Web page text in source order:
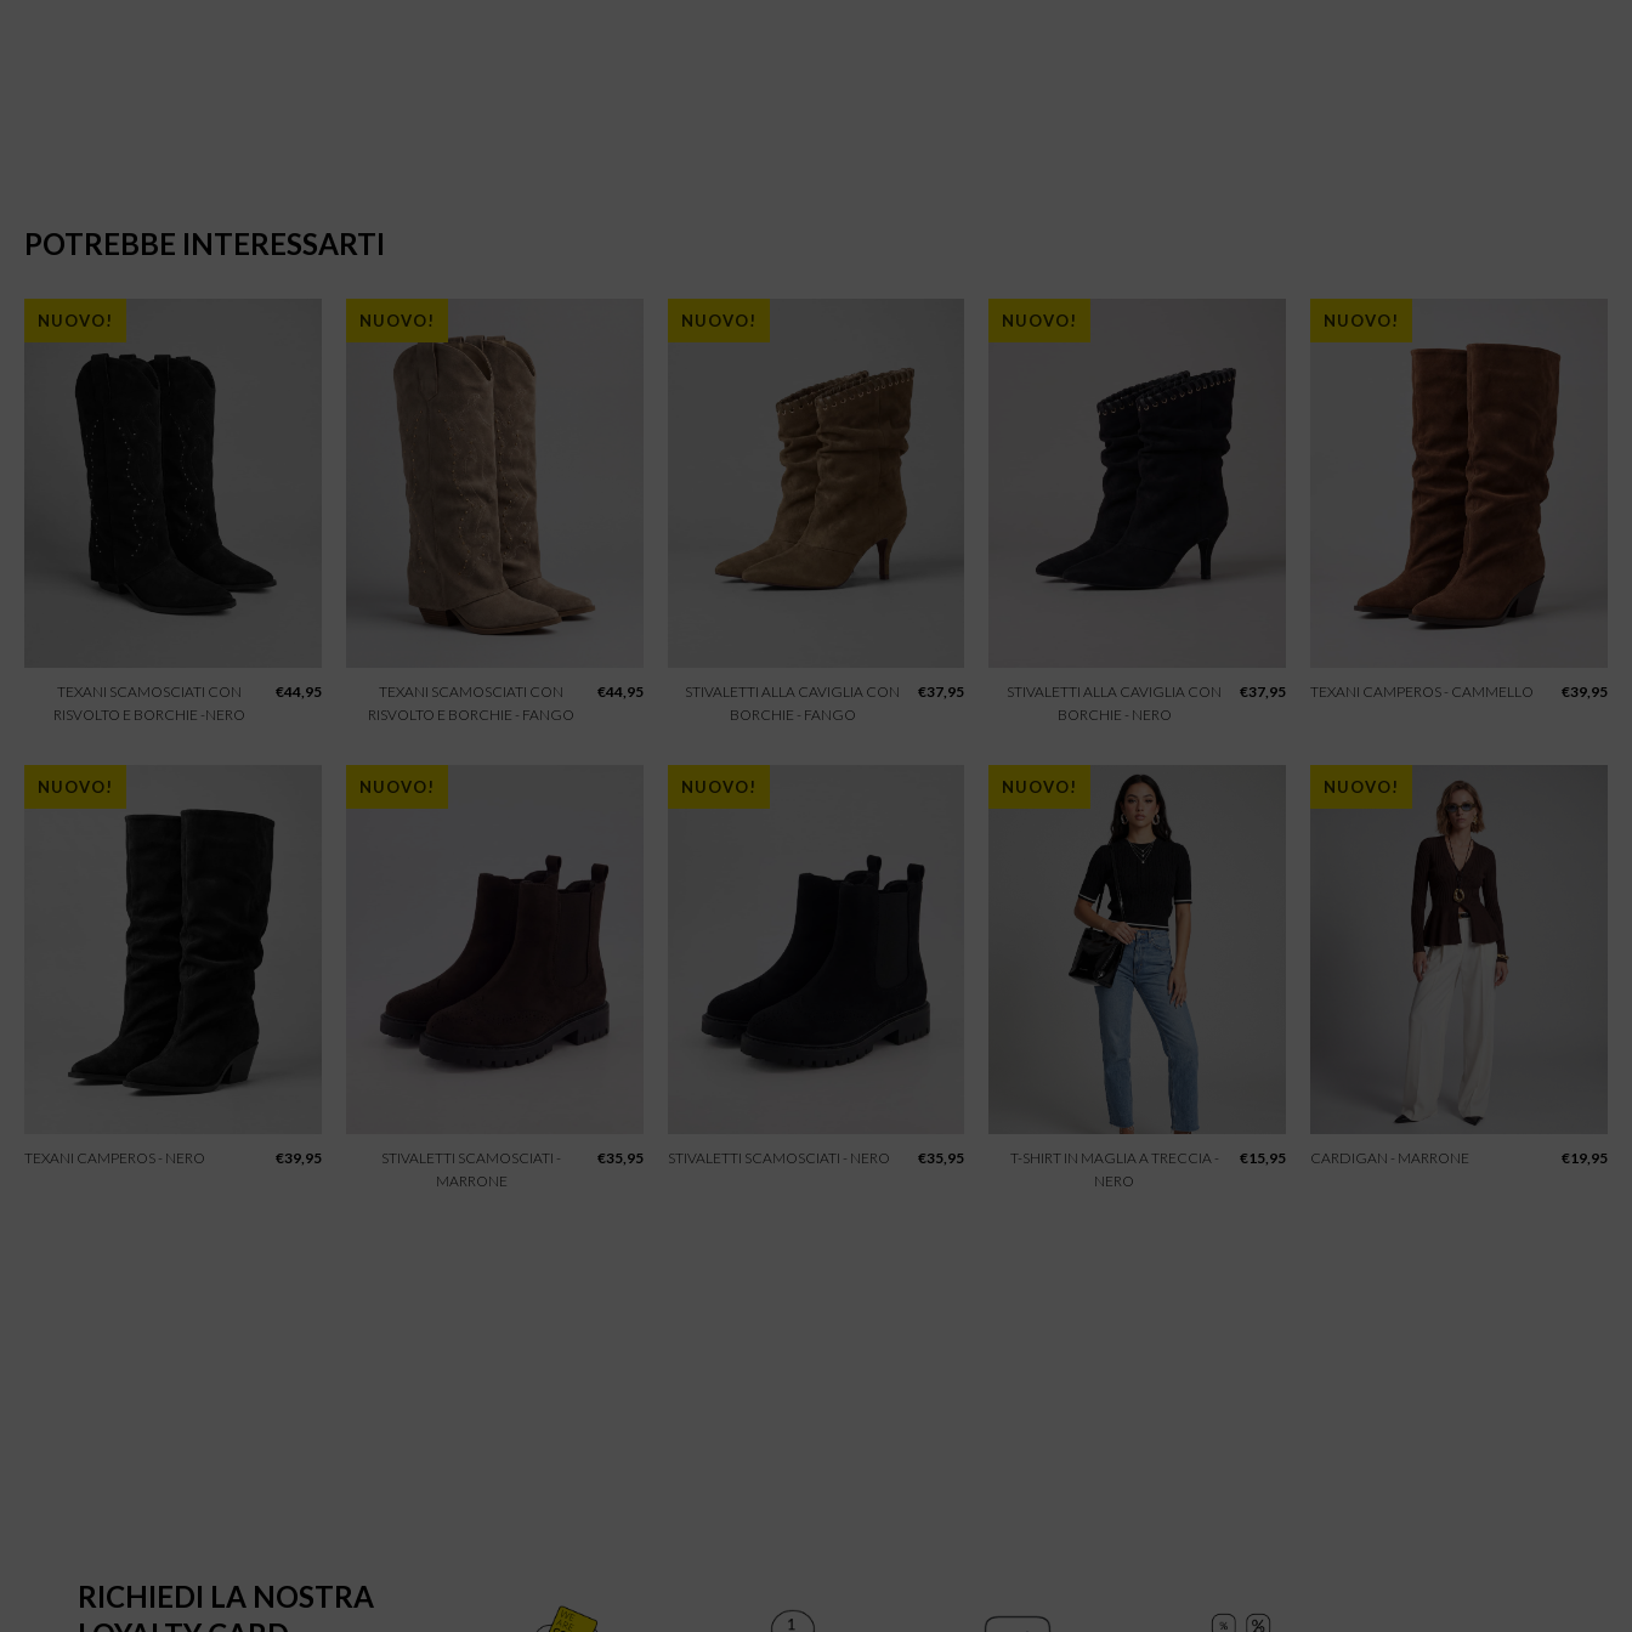
POTREBBE INTERESSARTI
NUOVO!
TEXANI SCAMOSCIATI CON
RISVOLTO E BORCHIE -NERO
€44,95
NUOVO!
TEXANI SCAMOSCIATI CON
RISVOLTO E BORCHIE - FANGO
€44,95
NUOVO!
STIVALETTI ALLA CAVIGLIA CON
BORCHIE - FANGO
€37,95
NUOVO!
STIVALETTI ALLA CAVIGLIA CON
BORCHIE - NERO
€37,95
NUOVO!
TEXANI CAMPEROS - CAMMELLO €39,95
NUOVO!
TEXANI CAMPEROS - NERO €39,95
NUOVO!
STIVALETTI SCAMOSCIATI -
MARRONE
€35,95
NUOVO!
STIVALETTI SCAMOSCIATI - NERO €35,95
NUOVO!
T-SHIRT IN MAGLIA A TRECCIA -
NERO
€15,95
NUOVO!
CARDIGAN - MARRONE €19,95
RICHIEDI LA NOSTRA